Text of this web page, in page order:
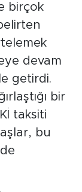
birçok
devam
getirdi.
bir
taksiti
bu